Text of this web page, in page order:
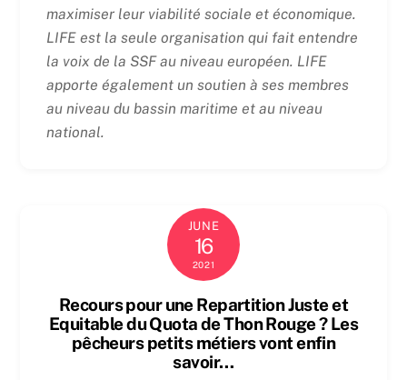
maximiser leur viabilité sociale et économique.
LIFE est la seule organisation qui fait entendre
la voix de la SSF au niveau européen. LIFE
apporte également un soutien à ses membres
au niveau du bassin maritime et au niveau
national.
JUNE
16
2021
Recours pour une Repartition Juste et
Equitable du Quota de Thon Rouge ? Les
pêcheurs petits métiers vont enfin
savoir…